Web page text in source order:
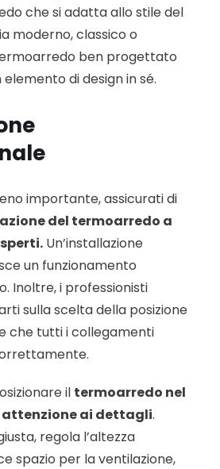
che si adatta allo stile del
moderno, classico o
ben progettato
di design in sé.
importante, assicurati di
del termoarredo a
Un’installazione
un funzionamento
Inoltre, i professionisti
sulla scelta della posizione
che tutti i collegamenti
il termoarredo nel
attenzione ai dettagli.
regola l’altezza
spazio per la ventilazione,